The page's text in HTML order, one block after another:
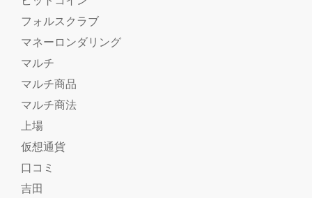
フォルスクラブ
マネーロンダリング
マルチ
マルチ商品
マルチ商法
上場
仮想通貨
口コミ
吉田